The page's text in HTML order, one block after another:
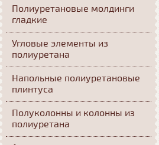
Полиуретановые молдинги
гладкие
Угловые элементы из
полиуретана
Напольные полиуретановые
плинтуса
Полуколонны и колонны из
полиуретана